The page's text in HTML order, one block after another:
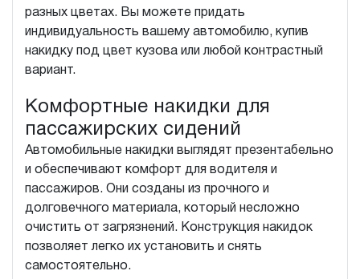
разных цветах. Вы можете придать
индивидуальность вашему автомобилю, купив
накидку под цвет кузова или любой контрастный
вариант.
Комфортные накидки для
пассажирских сидений
Автомобильные накидки выглядят презентабельно
и обеспечивают комфорт для водителя и
пассажиров. Они созданы из прочного и
долговечного материала, который несложно
очистить от загрязнений. Конструкция накидок
позволяет легко их установить и снять
самостоятельно.